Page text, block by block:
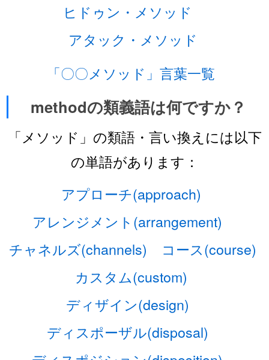
ヒドゥン・メソッド
アタック・メソッド
「〇〇メソッド」言葉一覧
methodの類義語は何ですか？
「メソッド」の類語・言い換えには以下
の単語があります：
アプローチ(approach)
アレンジメント(arrangement)
チャネルズ(channels)
コース(course)
カスタム(custom)
ディザイン(design)
ディスポーザル(disposal)